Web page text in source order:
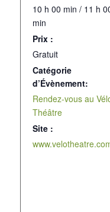
10 h 00 min / 11 h
min
Prix :
Gratuit
Catégorie
d’Évènement:
Rendez-vous au
Théâtre
Site :